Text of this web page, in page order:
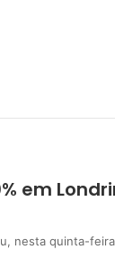
em
nesta quinta-